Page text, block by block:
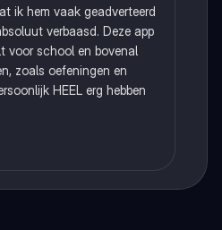
ik hem vaak geadverteerd
verbaasd. Deze app
voor school en bovenal
zoals oefeningen en
HEEL erg hebben